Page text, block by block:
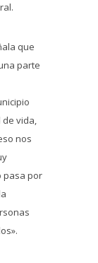
que
parte
de vida,
nos
pasa por